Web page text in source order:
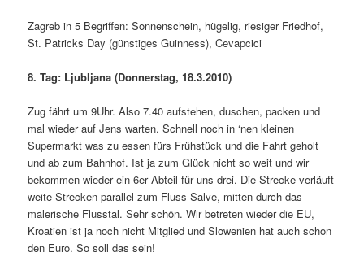
Zagreb in 5 Begriffen: Sonnenschein, hügelig, riesiger Friedhof,
St. Patricks Day (günstiges Guinness), Cevapcici
8. Tag: Ljubljana (Donnerstag, 18.3.2010)
Zug fährt um 9Uhr. Also 7.40 aufstehen, duschen, packen und
mal wieder auf Jens warten. Schnell noch in ‘nen kleinen
Supermarkt was zu essen fürs Frühstück und die Fahrt geholt
und ab zum Bahnhof. Ist ja zum Glück nicht so weit und wir
bekommen wieder ein 6er Abteil für uns drei. Die Strecke verläuft
weite Strecken parallel zum Fluss Salve, mitten durch das
malerische Flusstal. Sehr schön. Wir betreten wieder die EU,
Kroatien ist ja noch nicht Mitglied und Slowenien hat auch schon
den Euro. So soll das sein!